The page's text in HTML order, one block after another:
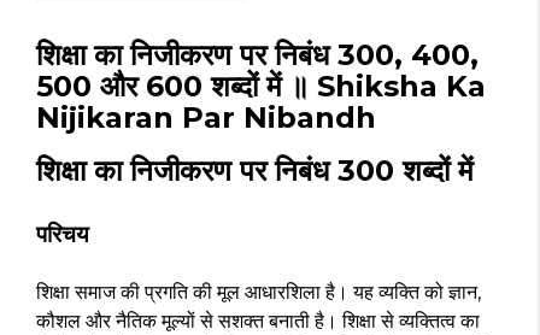
शिक्षा का निजीकरण पर निबंध 300, 400,
500 और 600 शब्दों में ॥ Shiksha Ka
Nijikaran Par Nibandh
शिक्षा का निजीकरण पर निबंध 300 शब्दों में
परिचय
शिक्षा समाज की प्रगति की मूल आधारशिला है। यह व्यक्ति को ज्ञान,
कौशल और नैतिक मूल्यों से सशक्त बनाती है। शिक्षा से व्यक्तित्व का